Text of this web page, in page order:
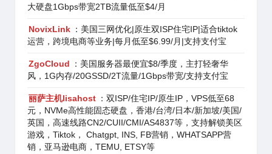
大硬盘1Gbps带宽2TB流量低至$4/月
NovixLink ：美国三网优化|原生双ISP住宅IP|适合tiktok
运营，跨境电商等业务|每月低至$6.99/月|支持支付宝
ZgoCloud
：美国服务器最便宜$8/季度，主打轻奢华
风，1G内存/20GSSD/2T流量/1Gbps带宽/支持支付宝
丽萨主机lisahost ：双ISP/住宅IP/原生IP，VPS低至68
元，NVMe高性能固态硬盘，香港/台湾/日本/新加坡/美国/
英国，高速线路CN2/CUII/CMI/AS4837等，支持解锁美区
游戏，Tiktok， Chatgpt, INS, FB营销，WHATSAPP营
销，亚马逊电商，TEMU, ETSY等